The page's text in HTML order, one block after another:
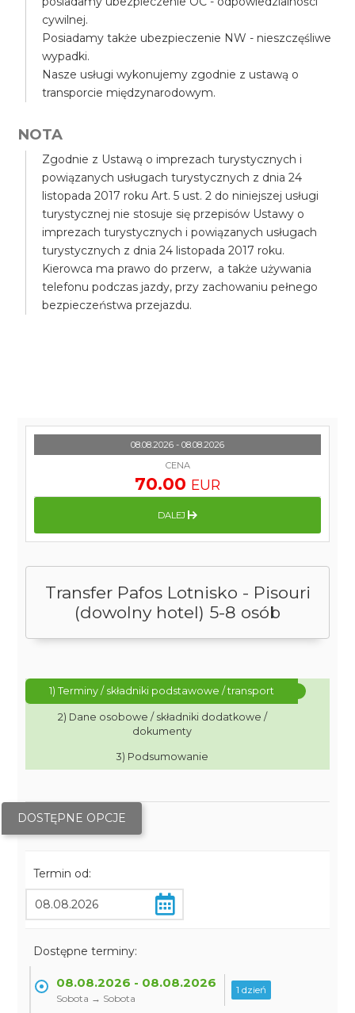
cywilnej.
Posiadamy także ubezpieczenie NW - nieszczęśliwe
wypadki.
Nasze usługi wykonujemy zgodnie z ustawą o
transporcie międzynarodowym.
NOTA
Zgodnie z Ustawą o imprezach turystycznych i
powiązanych usługach turystycznych z dnia 24
listopada 2017 roku Art. 5 ust. 2 do niniejszej usługi
turystycznej nie stosuje się przepisów Ustawy o
imprezach turystycznych i powiązanych usługach
turystycznych z dnia 24 listopada 2017 roku.
Kierowca ma prawo do przerw, a także używania
telefonu podczas jazdy, przy zachowaniu pełnego
bezpieczeństwa przejazdu.
Transfer Pafos Lotnisko - Pisouri
(dowolny hotel) 5-8 osób
1) Terminy / składniki podstawowe / transport
2) Dane osobowe / składniki dodatkowe /
dokumenty
3) Podsumowanie
DOSTĘPNE OPCJE
Termin od:
Dostępne terminy:
08.08.2026 - 08.08.2026
Sobota → Sobota
1 dzień
08.08.2026 - 08.08.2026
CENA
70.00 EUR
DALEJ